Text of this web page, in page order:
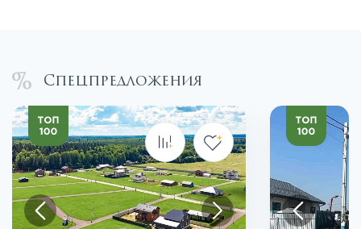
Спецпредложения